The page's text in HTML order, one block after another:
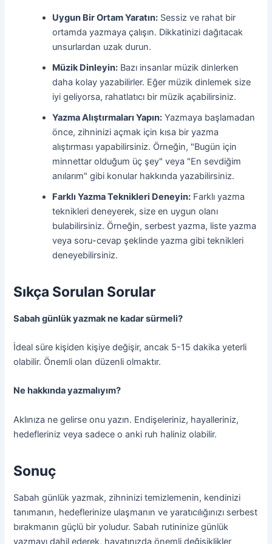
Uygun Bir Ortam Yaratın: Sessiz ve rahat bir
ortamda yazmaya çalışın. Dikkatinizi dağıtacak
unsurlardan uzak durun.
Müzik Dinleyin: Bazı insanlar müzik dinlerken
daha kolay yazabilirler. Eğer müzik dinlemek size
iyi geliyorsa, rahatlatıcı bir müzik açabilirsiniz.
Yazma Alıştırmaları Yapın: Yazmaya başlamadan
önce, zihninizi açmak için kısa bir yazma
alıştırması yapabilirsiniz. Örneğin, "Bugün için
minnettar olduğum üç şey" veya "En sevdiğim
anılarım" gibi konular hakkında yazabilirsiniz.
Farklı Yazma Teknikleri Deneyin: Farklı yazma
teknikleri deneyerek, size en uygun olanı
bulabilirsiniz. Örneğin, serbest yazma, liste yazma
veya soru-cevap şeklinde yazma gibi teknikleri
deneyebilirsiniz.
Sıkça Sorulan Sorular
Sabah günlük yazmak ne kadar sürmeli?
İdeal süre kişiden kişiye değişir, ancak 5-15 dakika yeterli
olabilir. Önemli olan düzenli olmaktır.
Ne hakkında yazmalıyım?
Aklınıza ne gelirse onu yazın. Endişeleriniz, hayalleriniz,
hedefleriniz veya sadece o anki ruh haliniz olabilir.
Sonuç
Sabah günlük yazmak, zihninizi temizlemenin, kendinizi
tanımanın, hedeflerinize ulaşmanın ve yaratıcılığınızı serbest
bırakmanın güçlü bir yoludur. Sabah rutininize günlük
yazmayı dahil ederek, hayatınızda önemli değişiklikler